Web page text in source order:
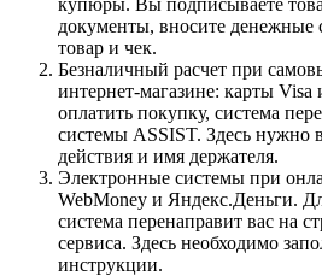
документы, вносите денежные
товар и чек.
Безналичный расчет при
интернет-магазине: карты
оплатить покупку, система
системы ASSIST. Здесь нужно
действия и имя держателя.
Электронные системы при
WebMoney и Яндекс.Деньги.
система перенаправит вас на
сервиса. Здесь необходимо
инструкции.